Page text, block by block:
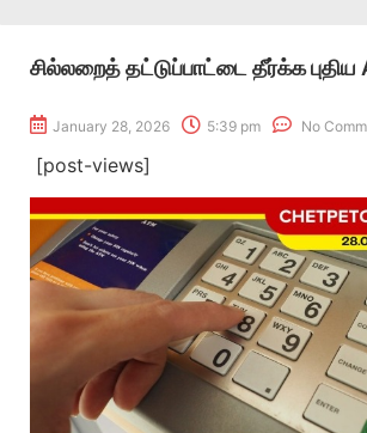
சில்லறைத் தட்டுப்பாட்டை தீர்க்க புதிய
January 28, 2026 5:39 pm No
[post-views]